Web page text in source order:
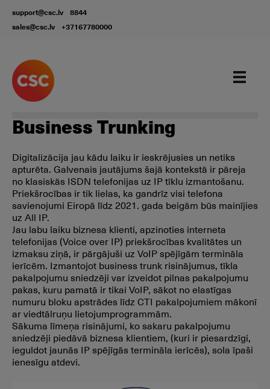
support@csc.lv
8844
sales@csc.lv
+37167780000
Our services
Business Trunking
Digitalizācija jau kādu laiku ir ieskrējusies un netiks
apturēta. Galvenais jautājums šajā kontekstā ir pāreja
no klasiskās ISDN telefonijas uz IP tīklu izmantošanu.
Priekšrocības ir tik lielas, ka gandrīz visi telefona
savienojumi Eiropā līdz 2021. gada beigām būs mainījies
uz All IP.
Jau labu laiku biznesa klienti, apzinoties interneta
telefonijas (Voice over IP) priekšrocības kvalitātes un
izmaksu ziņā, ir pārgājuši uz VoIP spējīgām termināla
ierīcēm. Izmantojot business trunk risinājumus, tīkla
pakalpojumu sniedzēji var izveidot pilnas pakalpojumu
pakas, kuru pamatā ir tikai VoIP, sākot no elastīgas
numuru bloku apstrādes līdz CTI pakalpojumiem mākonī
ar viedtālruņu lietojumprogrammām.
Sākuma līmeņa risinājumi, ko sakaru pakalpojumu
sniedzēji piedāvā biznesa klientiem, (kuri ir piesardzīgi,
ieguldot jaunās IP spējīgās termināla ierīcēs), sola īpaši
ienesīgu atdevi.